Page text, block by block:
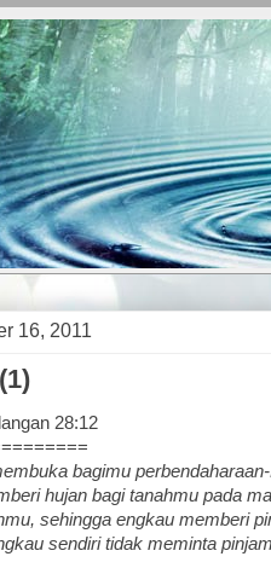
16, 2011
28:12
bagimu
hujan bagi tanahmu pada
sehingga engkau memberi
sendiri tidak meminta